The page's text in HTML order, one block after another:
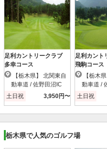
足利カントリークラブ
多幸コース
動車道 / 佐野田沼IC
土日祝
3,950円〜
足利カン
飛駒コース
動車道 /
土日祝
栃木県で人気のゴルフ場